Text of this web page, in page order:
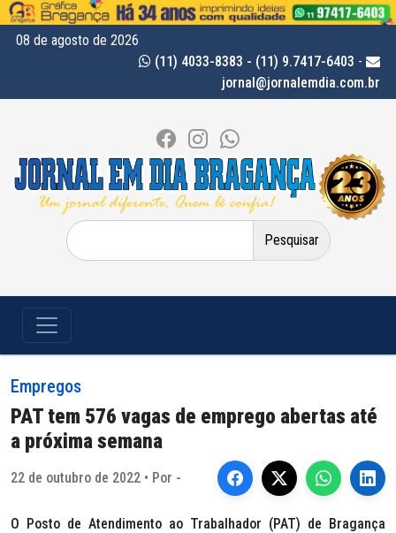
08 de agosto de 2026
(11) 4033-8383 - (11) 9.7417-6403 -
jornal@jornalemdia.com.br
Pesquisar
por:
Empregos
PAT tem 576 vagas de emprego abertas até
a próxima semana
22 de outubro de 2022 • Por -
O Posto de Atendimento ao Trabalhador (PAT) de Bragança